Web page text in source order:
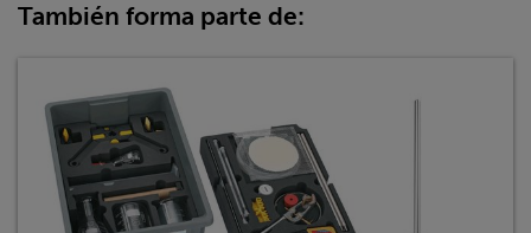
También forma parte de: